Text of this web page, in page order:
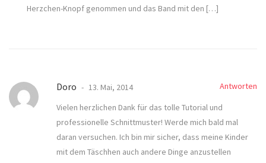
Herzchen-Knopf genommen und das Band mit den […]
Doro 13. Mai, 2014
Antworten
Vielen herzlichen Dank für das tolle Tutorial und
professionelle Schnittmuster! Werde mich bald mal
daran versuchen. Ich bin mir sicher, dass meine Kinder
mit dem Täschhen auch andere Dinge anzustellen